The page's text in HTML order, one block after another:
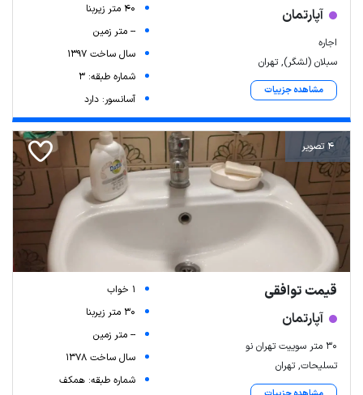
آپارتمان
اجاره
سبلان (لشگر), تهران
مشاهده جزییات
40 متر زیربنا
-- متر زمین
سال ساخت 1397
شماره طبقه: 3
آسانسور: دارد
4 تصویر
قیمت توافقی
آپارتمان
۳۰ متر سوییت تهران نو
تسلیحات, تهران
1 خواب
30 متر زیربنا
-- متر زمین
سال ساخت 1378
شماره طبقه: همکف